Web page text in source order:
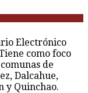
Electrónico
como foco
de
Dalcahue,
y Quinchao.